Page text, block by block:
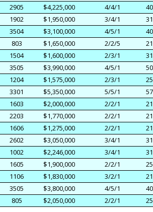
2905
$4,225,000 4/4/1
1902
$1,950,000 3/4/1
3504
$3,100,000 4/5/1
803
$1,650,000 2/2/5
1504
$1,600,000 2/3/1
3505
$3,990,000 4/5/1
1204
$1,575,000 2/3/1
3301
$5,350,000 5/5/1
1603
$2,000,000 2/2/1
2203
$1,770,000 2/2/1
1606
$1,275,000 2/2/1
2602
$3,050,000 3/4/1
1002
$2,246,000 3/4/1
1605
$1,900,000 2/2/1
1106
$1,830,000 3/2/1
3505
$3,800,000 4/5/1
805
$2,050,000 2/2/1